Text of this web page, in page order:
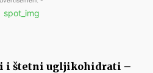
i štetni ugljikohidrati –